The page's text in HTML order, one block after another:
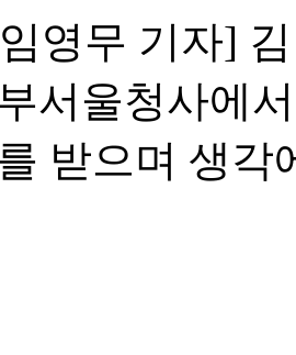
영무 기자]
서울청사에
받으며 생각